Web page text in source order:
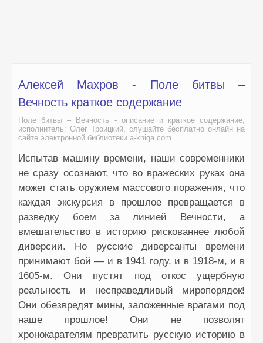
Алексей Махров - Поле битвы –
Вечность краткое содержание
Поле битвы – Вечность - описание и краткое содержание,
исполнитель: Олег Троицкий, слушайте бесплатно онлайн на
сайте электронной библиотеки a-kniga.com
Испытав машину времени, наши современники
не сразу осознают, что во вражеских руках она
может стать оружием массового поражения, что
каждая экскурсия в прошлое превращается в
разведку боем за линией Вечности, а
вмешательство в историю рискованнее любой
диверсии. Но русские диверсанты времени
принимают бой — и в 1941 году, и в 1918-м, и в
1605-м. Они пустят под откос ущербную
реальность и несправедливый миропорядок!
Они обезвредят мины, заложенные врагами под
наше прошлое! Они не позволят
хронокарателям превратить русскую историю в